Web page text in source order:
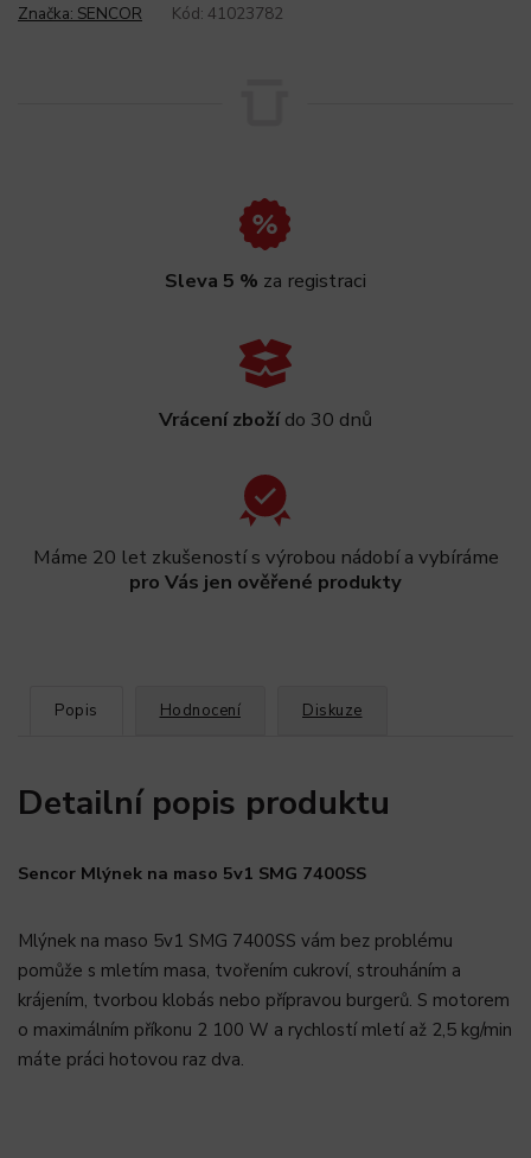
Značka: SENCOR Kód: 41023782
Sleva 5 % za registraci
Vrácení zbožído 30 dnů
Máme 20 let zkušeností s výrobou nádobí a vybíráme
pro Vás jen ověřené produkty
Popis Hodnocení Diskuze
Detailní popis produktu
Sencor Mlýnek na maso 5v1 SMG 7400SS
Mlýnek na maso 5v1 SMG 7400SS vám bez problému
pomůže s mletím masa, tvořením cukroví, strouháním a
krájením, tvorbou klobás nebo přípravou burgerů. S motorem
o maximálním příkonu 2 100 W a rychlostí mletí až 2,5 kg/min
máte práci hotovou raz dva.